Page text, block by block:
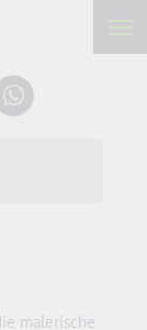
malerische